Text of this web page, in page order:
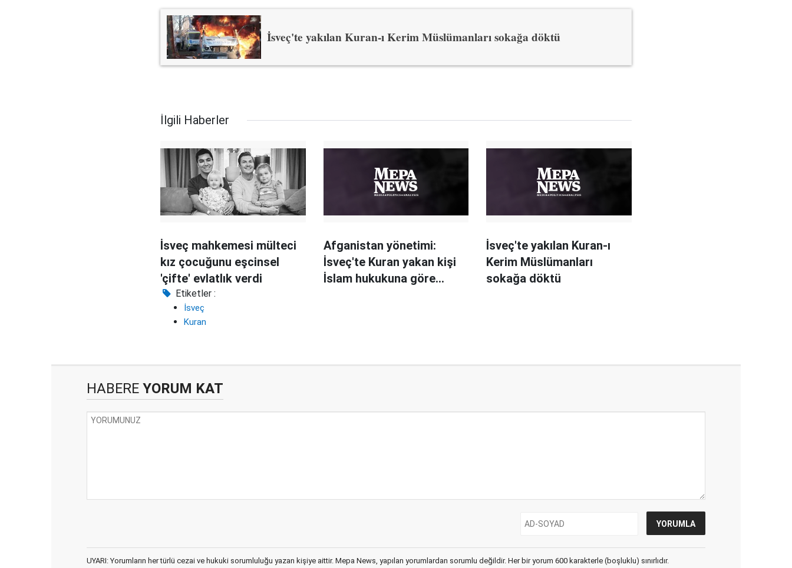
İsveç'te yakılan Kuran-ı Kerim Müslümanları sokağa döktü
İlgili Haberler
İsveç mahkemesi mülteci
kız çocuğunu eşcinsel
'çifte' evlatlık verdi
Afganistan yönetimi:
İsveç'te Kuran yakan kişi
İslam hukukuna göre
İsveç'te yakılan Kuran-ı
Kerim Müslümanları
sokağa döktü
Etiketler :
İsveç
Kuran
HABERE YORUM KAT
UYARI: Yorumların her türlü cezai ve hukuki sorumluluğu yazan kişiye aittir. Mepa News, yapılan yorumlardan sorumlu değildir. Her bir yorum 600 karakterle (boşluklu) sınırlıdır.